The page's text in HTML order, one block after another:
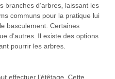
branches d’arbres, laissant les
communs pour la pratique lui
basculement. Certaines
d'autres. Il existe des options
pourrir les arbres.
effectuer l’étêtage. Cette